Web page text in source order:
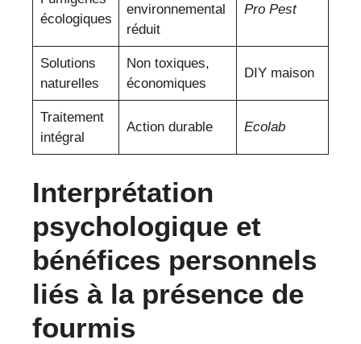
écologiques
environnemental
réduit
Pro Pest
Solutions
naturelles
Non toxiques,
économiques
DIY maison
Traitement
intégral
Action durable Ecolab
Interprétation
psychologique et
bénéfices personnels
liés à la présence de
fourmis